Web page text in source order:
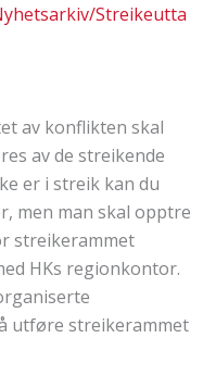
Streikeutta
av konflikten skal
av de streikende
er i streik kan du
men man skal opptre
streikerammet
HKs regionkontor.
utføre streikerammet